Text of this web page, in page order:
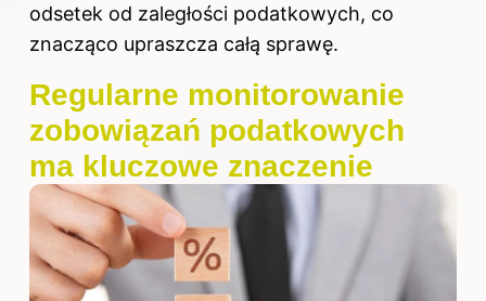
odsetek od zaległości podatkowych, co
znacząco upraszcza całą sprawę.
Regularne monitorowanie
zobowiązań podatkowych
ma kluczowe znaczenie